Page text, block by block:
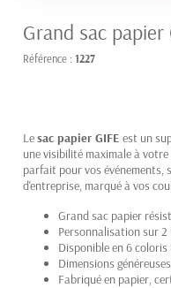
Grand sac papier
Référence : 1227
Lesac papier GIFE est un
une visibilité maximale à
parfait pour vos événements,
d'entreprise, marqué à vos
Grand sac papier
Personnalisation sur
Disponible en 6
Dimensions
Fabriqué en papier,